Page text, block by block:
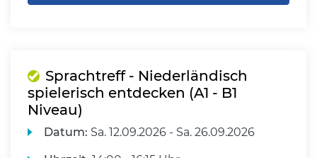
Sprachtreff - Niederländisch
spielerisch entdecken (A1 - B1
Niveau)
Datum: Sa. 12.09.2026 - Sa. 26.09.2026